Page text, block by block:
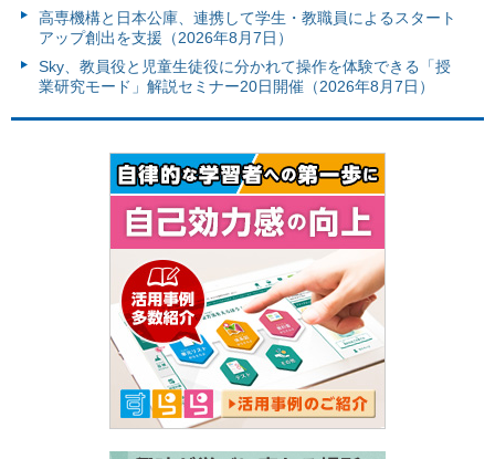
高専機構と日本公庫、連携して学生・教職員によるスタート
アップ創出を支援（2026年8月7日）
Sky、教員役と児童生徒役に分かれて操作を体験できる「授
業研究モード」解説セミナー20日開催（2026年8月7日）